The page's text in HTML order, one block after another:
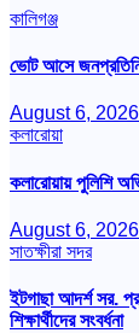
কালিগঞ্জ
ভোট আসে
August 6, 2026
কলারোয়া
কলারোয়ায় পুলিশি
August 6, 2026
সাতক্ষীরা সদর
ইটগাছা আদর্শ সর.
শিক্ষার্থীদের সংবর্ধনা